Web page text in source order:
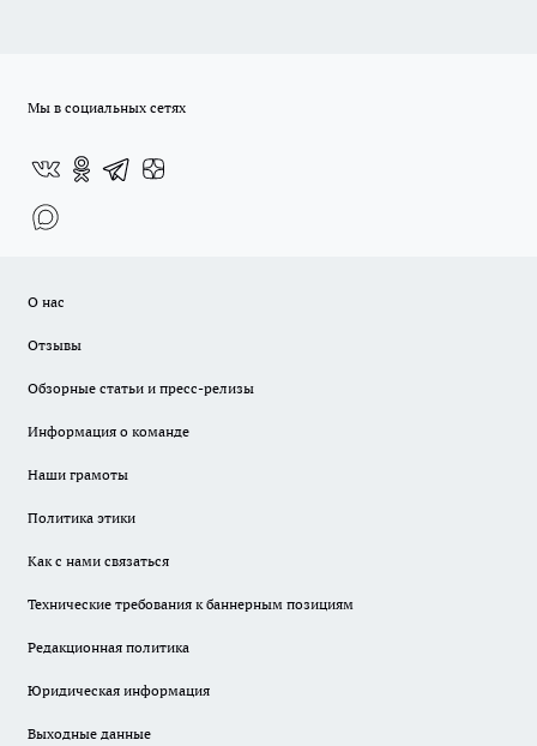
Мы в социальных сетях
О нас
Отзывы
Обзорные статьи и пресс-релизы
Информация о команде
Наши грамоты
Политика этики
Как с нами связаться
Технические требования к баннерным позициям
Редакционная политика
Юридическая информация
Выходные данные